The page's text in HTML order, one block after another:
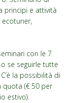
principi e attività
con le 7
se seguirle tutte
la possibilità di
quota (€ 50 per
estivo).